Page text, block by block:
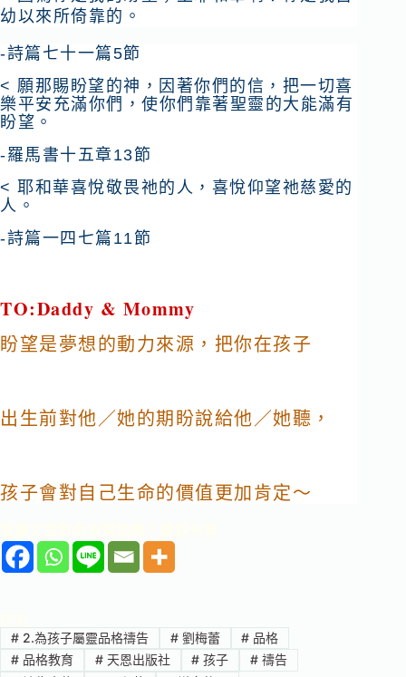
幼以來所倚靠的。
-詩篇七十一篇5節
< 願那賜盼望的神，因著你們的信，把一切喜
樂平安充滿你們，使你們靠著聖靈的大能滿有
盼望。
-羅馬書十五章13節
< 耶和華喜悅敬畏祂的人，喜悅仰望祂慈愛的
人。
-詩篇一四七篇11節
TO:Daddy & Mommy
盼望是夢想的動力來源，把你在孩子
出生前對他／她的期盼說給他／她聽，
孩子會對自己生命的價值更加肯定～
#2.為孩子屬靈品格禱告 #劉梅蕾 # 品格
#品格教育 #天恩出版社 # 孩子 # 禱告